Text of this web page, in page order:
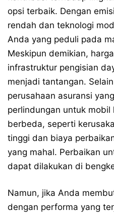
opsi terbaik. Dengan
rendah dan teknologi
Anda yang peduli pada
Meskipun demikian,
infrastruktur pengisian
menjadi tantangan.
perusahaan asuransi
perlindungan untuk mobil
berbeda, seperti
tinggi dan biaya
yang mahal. Perbaikan
dapat dilakukan di
Namun, jika Anda
dengan performa yang